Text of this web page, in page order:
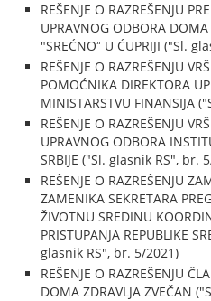
REŠENJE O RAZREŠENJU
UPRAVNOG ODBORA
"SREĆNOˮ U ĆUPRIJI ("Sl.
REŠENJE O RAZREŠENJU
POMOĆNIKA DIREKTORA
MINISTARSTVU FINANSIJA
REŠENJE O RAZREŠENJU
UPRAVNOG ODBORA
SRBIJE ("Sl. glasnik RS", br.
REŠENJE O RAZREŠENJU
ZAMENIKA SEKRETARA
ŽIVOTNU SREDINU
PRISTUPANJA REPUBLIKE
glasnik RS", br. 5/2021)
REŠENJE O RAZREŠENJU
DOMA ZDRAVLJA ZVEČAN